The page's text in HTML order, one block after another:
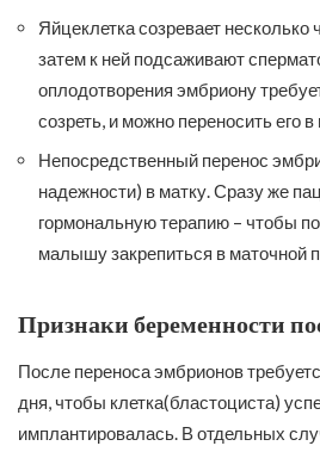
Яйцеклетка созревает несколько
затем к ней подсаживают
оплодотворения эмбриону
созреть, и можно переносить его
Непосредственный перенос
надежности) в матку. Сразу же
гормональную терапию – чтобы
малышу закрепиться в маточной
Признаки беременности
После переноса эмбрионов
дня, чтобы клетка(бластоциста)
имплантировалась. В отдельных